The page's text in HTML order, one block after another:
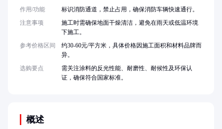
概述
作用/功能
标识消防通道，禁止占用，确保消防车辆快速通行。
注意事项
施工时需确保地面干燥清洁，避免在雨天或低温环境
下施工。
参考价格区间
约30-60元/平方米，具体价格因施工面积和材料品牌而
异。
选购要点
需关注涂料的反光性能、耐磨性、耐候性及环保认
证，确保符合国家标准。